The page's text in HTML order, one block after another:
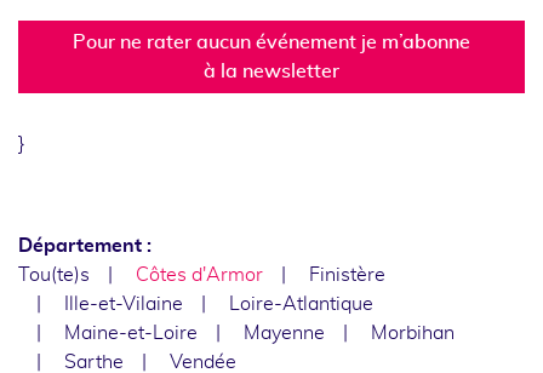
Pour ne rater aucun événement je m’abonne
à la newsletter
}
Département :
Tou(te)s
Côtes d'Armor
Finistère
Ille-et-Vilaine
Loire-Atlantique
Maine-et-Loire
Mayenne
Morbihan
Sarthe
Vendée